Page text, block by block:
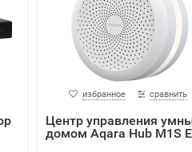
избранное сравнить
Центр управления
домом Aqara Hub M1S